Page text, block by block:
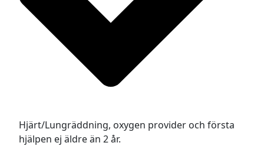
Hjärt/Lungräddning, oxygen provider och första
hjälpen ej äldre än 2 år.